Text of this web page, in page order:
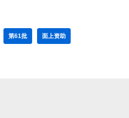
第61批 面上资助